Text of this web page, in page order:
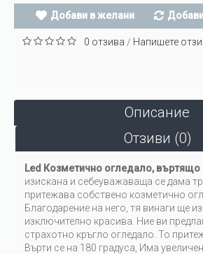
Добави в желани
0 отзива / Напишете
Описание
Отзиви (0)
Led Козметично огледало, въртящо
изискана и себеуважаваща се дама
притежава собствено козметично
Благодарение на него, тя винаги ще
изключително красива. Ние ви
страхотно кръгло огледало. То
Върти се на 180 градуса, Има